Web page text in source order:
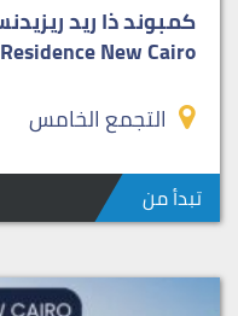
Residence New Cairo
التجمع الخامس
تبدأ من